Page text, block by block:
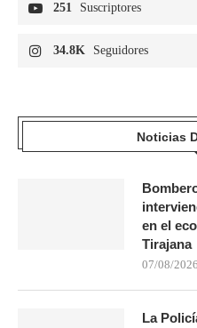
251 Suscriptores
34.8K Seguidores
Noticias
en el
Tirajana
07/08/2026
La